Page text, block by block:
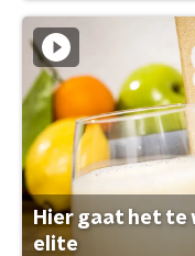
Hier gaat het te
elite